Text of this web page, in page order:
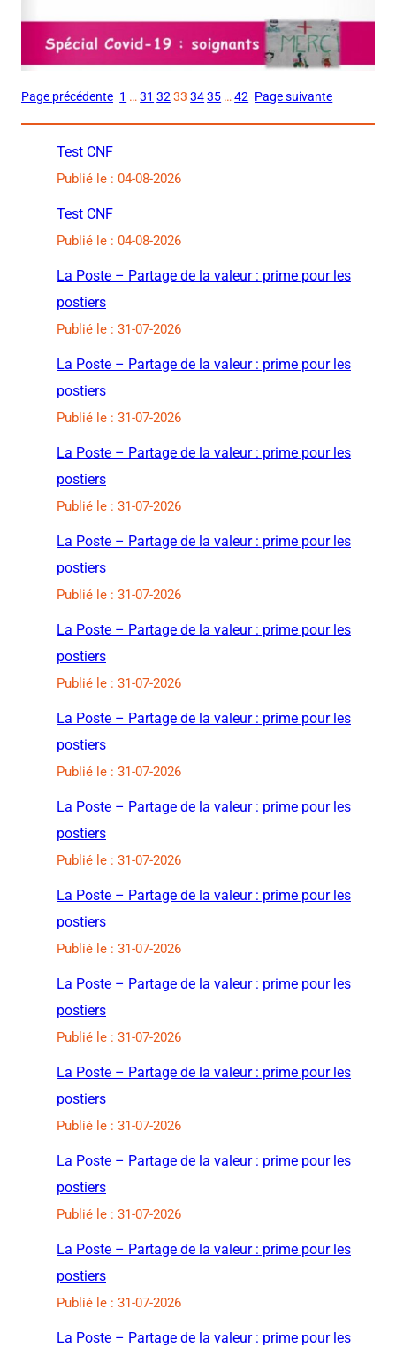
Page précédente 1 …31 3233 3435 …42 Page suivante
Test CNF
Publié le : 04-08-2026
Test CNF
Publié le : 04-08-2026
La Poste – Partage de la valeur : prime pour les
postiers
Publié le : 31-07-2026
La Poste – Partage de la valeur : prime pour les
postiers
Publié le : 31-07-2026
La Poste – Partage de la valeur : prime pour les
postiers
Publié le : 31-07-2026
La Poste – Partage de la valeur : prime pour les
postiers
Publié le : 31-07-2026
La Poste – Partage de la valeur : prime pour les
postiers
Publié le : 31-07-2026
La Poste – Partage de la valeur : prime pour les
postiers
Publié le : 31-07-2026
La Poste – Partage de la valeur : prime pour les
postiers
Publié le : 31-07-2026
La Poste – Partage de la valeur : prime pour les
postiers
Publié le : 31-07-2026
La Poste – Partage de la valeur : prime pour les
postiers
Publié le : 31-07-2026
La Poste – Partage de la valeur : prime pour les
postiers
Publié le : 31-07-2026
La Poste – Partage de la valeur : prime pour les
postiers
Publié le : 31-07-2026
La Poste – Partage de la valeur : prime pour les
postiers
Publié le : 31-07-2026
La Poste – Partage de la valeur : prime pour les